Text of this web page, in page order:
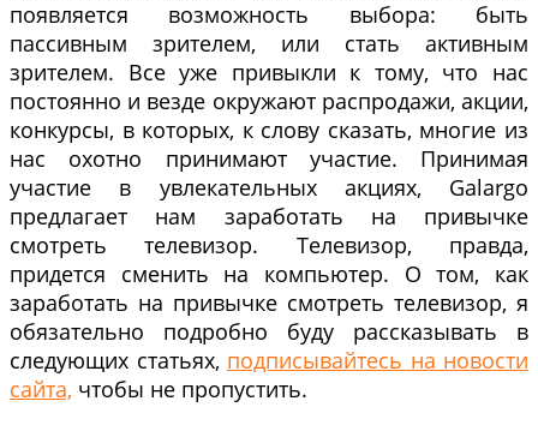
появляется возможность выбора: быть
пассивным зрителем, или стать активным
зрителем. Все уже привыкли к тому, что нас
постоянно и везде окружают распродажи, акции,
конкурсы, в которых, к слову сказать, многие из
нас охотно принимают участие. Принимая
участие в увлекательных акциях, Galargo
предлагает нам заработать на привычке
смотреть телевизор. Телевизор, правда,
придется сменить на компьютер. О том, как
заработать на привычке смотреть телевизор, я
обязательно подробно буду рассказывать в
следующих статьях, подписывайтесь на новости
сайта, чтобы не пропустить.